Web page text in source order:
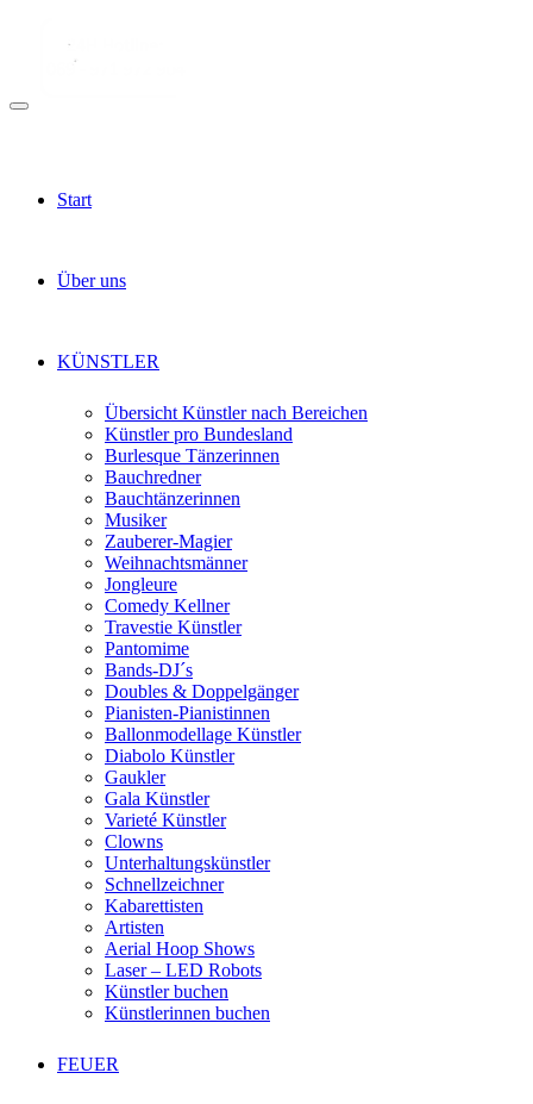
Start
Über uns
KÜNSTLER
Übersicht Künstler nach Bereichen
Künstler pro Bundesland
Burlesque Tänzerinnen
Bauchredner
Bauchtänzerinnen
Musiker
Zauberer-Magier
Weihnachtsmänner
Jongleure
Comedy Kellner
Travestie Künstler
Pantomime
Bands-DJ´s
Doubles & Doppelgänger
Pianisten-Pianistinnen
Ballonmodellage Künstler
Diabolo Künstler
Gaukler
Gala Künstler
Varieté Künstler
Clowns
Unterhaltungskünstler
Schnellzeichner
Kabarettisten
Artisten
Aerial Hoop Shows
Laser – LED Robots
Künstler buchen
Künstlerinnen buchen
FEUER